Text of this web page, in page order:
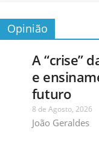
Opinião
A “crise”
e
futuro
8 de Agosto, 2026
João Geraldes